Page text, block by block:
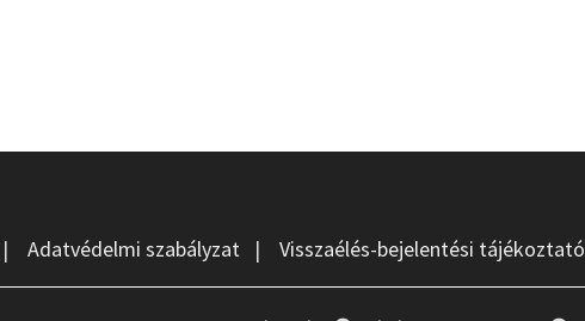
|Adatvédelmi szabályzat |Visszaélés-bejelentési tájékoztató